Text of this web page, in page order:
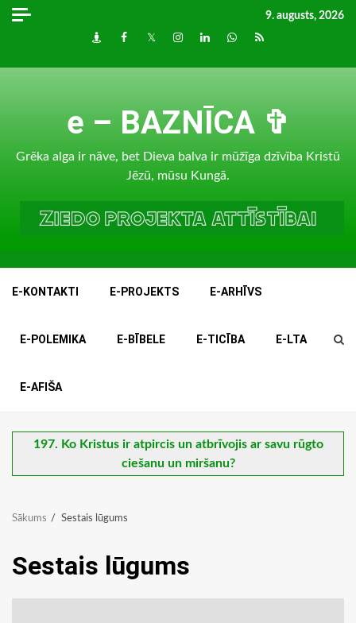
Skip
9. augusts, 2026
DraugiemFacebook
TwitterInstagram
LinkedInwhatsapp
RSS
e – BAZNĪCA ✞
Grēka alga ir nāve, bet Dieva balva ir mūžīga dzīvība Kristū
Jēzū, mūsu Kungā.
E-KONTAKTI E-PROJEKTS E-ARHĪVS
E-POLEMIKA E-BĪBELE E-TICĪBA E-LTA
E-AFIŠA
197. Ko Kristus ir atpircis un atbrīvojis ar savu rūgto
ciešanu un miršanu?
Sākums Sestais lūgums
Sestais lūgums